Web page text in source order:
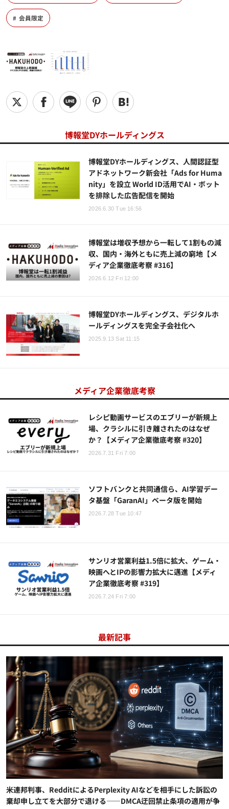
会員限定
博報堂DYホールディングス
博報堂DYホールディングス、人間認証型
アドネットワーク新会社「Ads for Huma
nity」を設立 World ID活用でAI・ボット
を排除した広告配信を開始
2026.6.30 Tue 16:56
博報堂は増収予想から一転して1割もの減
収、国内・海外ともに売上減の窮地【メ
ディア企業徹底考察 #316】
2026.6.12 Fri 12:00
博報堂DYホールディングス、デジタルホ
ールディングスを完全子会社化へ
2025.9.13 Sat 11:15
メディア企業徹底考察
レシピ動画サービスのエブリーが新規上
場、クラシルに引き離されたのはなぜ
か？【メディア企業徹底考察 #320】
2026.7.31 Fri 7:00
ソフトバンクと共同通信ら、AI学習デー
タ基盤「GaranAI」ベータ版を開始
2026.7.28 Tue 10:47
サンリオ営業利益1.5倍に拡大、ゲーム・
映画へとIPの影響力拡大に邁進【メディ
ア企業徹底考察 #319】
2026.7.24 Fri 7:00
最新記事
米連邦判事、RedditによるPerplexity AIなどを相手にした訴訟の
棄却申し立てを大部分で退ける——DMCA迂回禁止条項の適用が争